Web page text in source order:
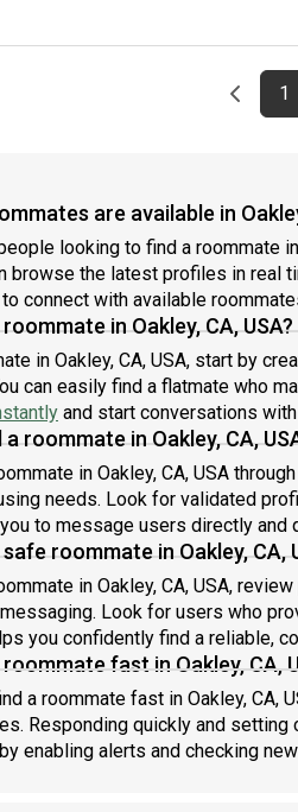
1
are available in
looking to find a roommate
browse the latest profiles in real
connect with available
in Oakley, CA, USA?
in Oakley, CA, USA, start by
can easily find a flatmate who
and start conversations
roommate in Oakley, CA,
in Oakley, CA, USA
needs. Look for validated
to message users directly and
roommate in Oakley, CA,
in Oakley, CA, USA,
Look for users who
you confidently find a reliable,
fast in Oakley, CA,
a roommate fast in Oakley, CA,
Responding quickly and
enabling alerts and checking